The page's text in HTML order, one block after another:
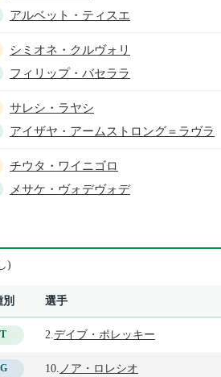
アルベット・ティスエ
シミオネ・クルヴォリ
フィリップ・バセララ
サレシ・ラヤシ
アイザヤ・アームストロング＝ラヴラ
チウタ・ワイニゴロ
メサケ・ヴォデヴォデ
)
別 選手
T 2. デイブ・ポレッキー
G 10. ノア・ロレシオ